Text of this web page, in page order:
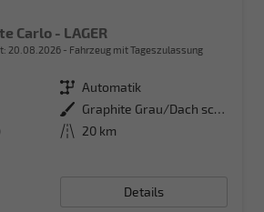
Carlo - LAGER
20.08.2026 Fahrzeug mit Tageszulassung
Getriebe Automatik
Außenfarbe
Graphite Grau/Dach schwarz Metallic (5X1Z)
Kilometerstand 20 km
Details